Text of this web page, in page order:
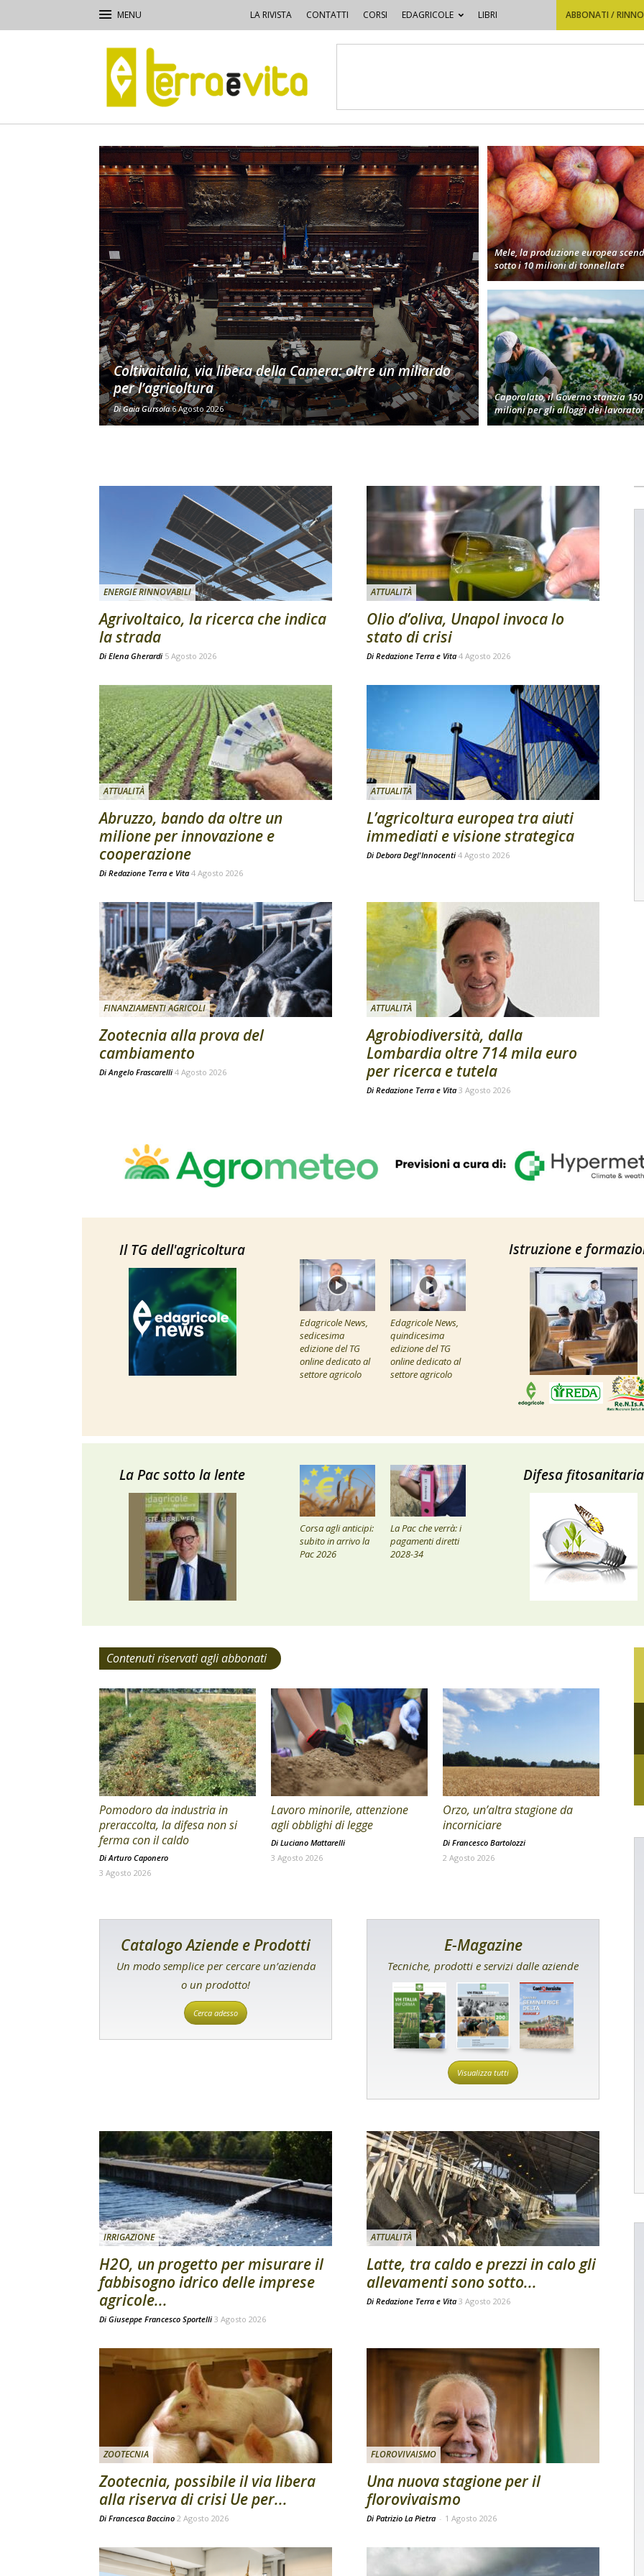
LA RIVISTA CONTATTI CORSI EDAGRICOLE LIBRI ABBONATI /
e
Vita
Coltivaitalia, via libera della Camera: oltre un miliardo
per l’agricoltura
DiGaia Gursola 6 Agosto 2026
Mele, la produzione europea
sotto i 10 milioni di tonnellate
Caporalato, il Governo stanzia 150
milioni per gli alloggi dei
ENERGIE RINNOVABILI
Agrivoltaico, la ricerca che indica
la strada
Di Elena Gherardi 5 Agosto 2026
ATTUALITÀ
Olio d’oliva, Unapol invoca lo
stato di crisi
Di Redazione Terra e Vita 4 Agosto 2026
ATTUALITÀ
Abruzzo, bando da oltre un
milione per innovazione e
cooperazione
Di Redazione Terra e Vita 4 Agosto 2026
ATTUALITÀ
L’agricoltura europea tra aiuti
immediati e visione strategica
Di Debora Degl'Innocenti 4 Agosto 2026
FINANZIAMENTI AGRICOLI
Zootecnia alla prova del
cambiamento
Di Angelo Frascarelli 4 Agosto 2026
ATTUALITÀ
Agrobiodiversità, dalla
Lombardia oltre 714 mila euro
per ricerca e tutela
Di Redazione Terra e Vita 3 Agosto 2026
Il TG dell'agricoltura
Edagricole News,
sedicesima
edizione del TG
online dedicato al
settore agricolo
Edagricole News,
quindicesima
edizione del TG
online dedicato al
settore agricolo
Istruzione e
La Pac sotto la lente
Corsa agli anticipi:
subito in arrivo la
Pac 2026
La Pac che verrà: i
pagamenti diretti
2028-34
Difesa fitosanitaria
Contenuti riservati agli abbonati
Pomodoro da industria in
preraccolta, la difesa non si
ferma con il caldo
Di Arturo Caponero
3 Agosto 2026
Lavoro minorile, attenzione
agli obblighi di legge
Di Luciano Mattarelli
3 Agosto 2026
Orzo, un’altra stagione da
incorniciare
Di Francesco Bartolozzi
2 Agosto 2026
Catalogo Aziende e Prodotti
Un modo semplice per cercare un’azienda
o un prodotto!
Cerca adesso
E-Magazine
Tecniche, prodotti e servizi dalle aziende
Visualizza tutti
IRRIGAZIONE
H2O, un progetto per misurare il
fabbisogno idrico delle imprese
agricole...
Di Giuseppe Francesco Sportelli 3 Agosto 2026
ATTUALITÀ
Latte, tra caldo e prezzi in calo gli
allevamenti sono sotto...
Di Redazione Terra e Vita 3 Agosto 2026
ZOOTECNIA
Zootecnia, possibile il via libera
alla riserva di crisi Ue per...
Di Francesca Baccino 2 Agosto 2026
FLOROVIVAISMO
Una nuova stagione per il
florovivaismo
Di Patrizio La Pietra - 1 Agosto 2026